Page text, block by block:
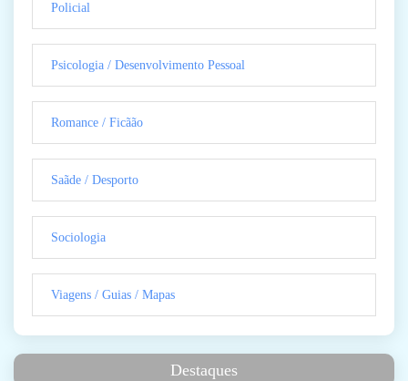
Policial
Psicologia / Desenvolvimento Pessoal
Romance / Ficãão
Saãde / Desporto
Sociologia
Viagens / Guias / Mapas
Destaques